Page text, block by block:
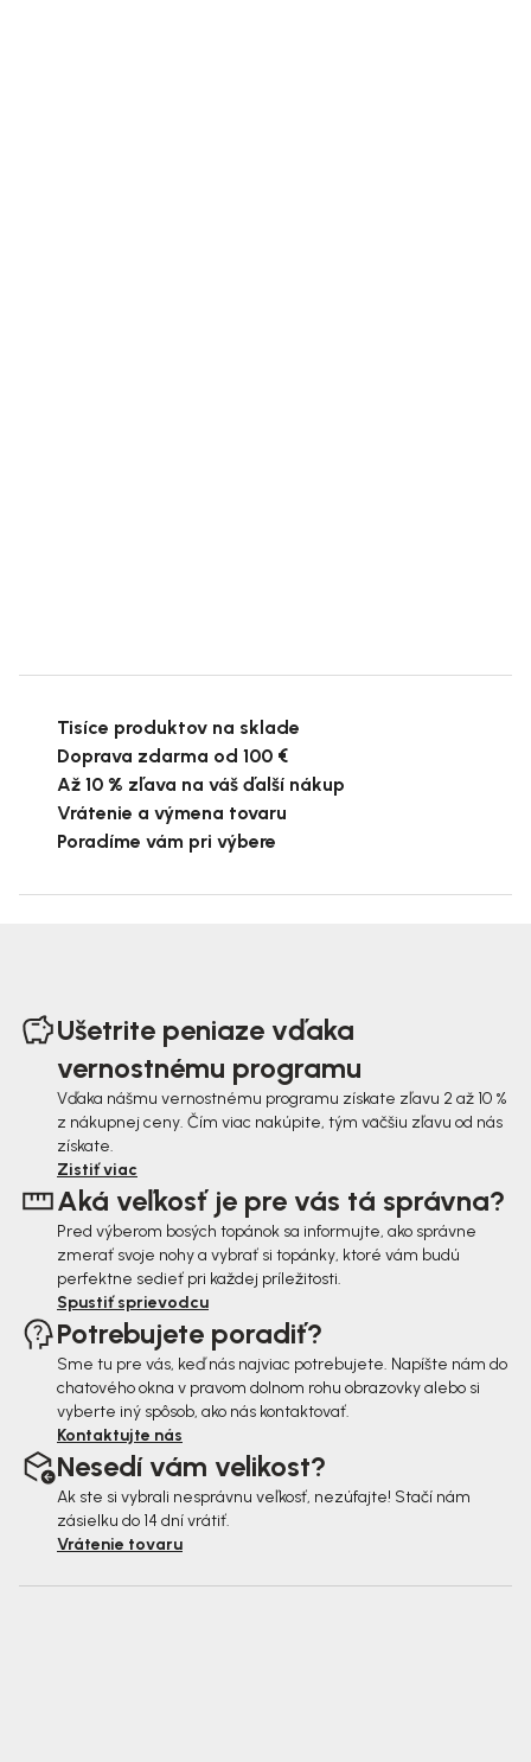
Tisíce produktov na sklade
Doprava zdarma od 100 €
Až 10 % zľava na váš ďalší nákup
Vrátenie a výmena tovaru
Poradíme vám pri výbere
Ušetrite peniaze vďaka
vernostnému programu
Vďaka nášmu vernostnému programu získate zľavu 2 až 10 %
z nákupnej ceny. Čím viac nakúpite, tým väčšiu zľavu od nás
získate.
Zistiť viac
Aká veľkosť je pre vás tá správna?
Pred výberom bosých topánok sa informujte, ako správne
zmerať svoje nohy a vybrať si topánky, ktoré vám budú
perfektne sedieť pri každej príležitosti.
Spustiť sprievodcu
Potrebujete poradiť?
Sme tu pre vás, keď nás najviac potrebujete. Napíšte nám do
chatového okna v pravom dolnom rohu obrazovky alebo si
vyberte iný spôsob, ako nás kontaktovať.
Kontaktujte nás
Nesedí vám velikost?
Ak ste si vybrali nesprávnu veľkosť, nezúfajte! Stačí nám
zásielku do 14 dní vrátiť.
Vrátenie tovaru